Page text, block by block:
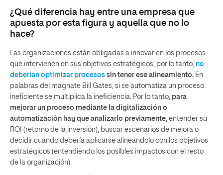
¿Qué diferencia hay entre una empresa que
apuesta por esta figura y aquella que no lo
hace?
Las organizaciones están obligadas a innovar en los procesos
que intervienen en sus objetivos estratégicos, por lo tanto, no
deberían optimizar procesos sin tener ese alineamiento. En
palabras del magnate Bill Gates, si se automatiza un proceso
ineficiente se multiplica la ineficiencia. Por lo tanto, para
mejorar un proceso mediante la digitalización o
automatización hay que analizarlo previamente , entender su
ROI (retorno de la inversión), buscar escenarios de mejora o
decidir cuándo debería aplicarse alineándolo con los objetivos
estratégicos (entendiendo los posibles impactos con el resto
de la organización).